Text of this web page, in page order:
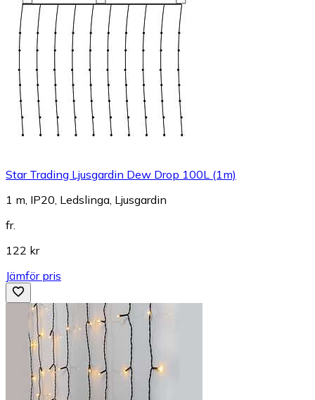
Star Trading Ljusgardin Dew Drop 100L (1m)
1 m, IP20, Ledslinga, Ljusgardin
fr.
122 kr
Jämför pris